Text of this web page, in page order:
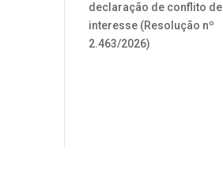
declaração de conflito de
interesse (Resolução nº
2.463/2026)